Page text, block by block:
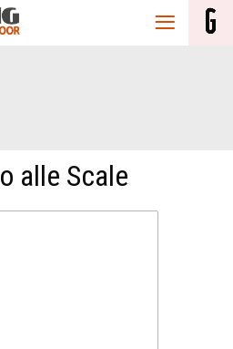
alle Scale